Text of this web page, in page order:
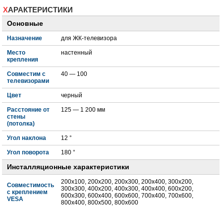
ХАРАКТЕРИСТИКИ
Основные
Назначение для ЖК-телевизора
Место
крепления
настенный
Совместим с
телевизорами
40 — 100
Цвет черный
Расстояние от
стены
(потолка)
125 — 1 200 мм
Угол наклона 12 °
Угол поворота 180 °
Инсталляционные характеристики
Совместимость
с креплением
VESA
200x100, 200x200, 200x300, 200x400, 300x200,
300x300, 400x200, 400x300, 400x400, 600x200,
600x300, 600x400, 600х600, 700x400, 700x600,
800x400, 800x500, 800x600